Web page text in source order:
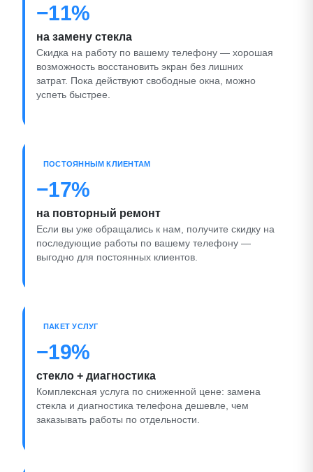
−11%
на замену стекла
Скидка на работу по вашему телефону — хорошая
возможность восстановить экран без лишних
затрат. Пока действуют свободные окна, можно
успеть быстрее.
ПОСТОЯННЫМ КЛИЕНТАМ
−17%
на повторный ремонт
Если вы уже обращались к нам, получите скидку на
последующие работы по вашему телефону —
выгодно для постоянных клиентов.
ПАКЕТ УСЛУГ
−19%
стекло + диагностика
Комплексная услуга по сниженной цене: замена
стекла и диагностика телефона дешевле, чем
заказывать работы по отдельности.